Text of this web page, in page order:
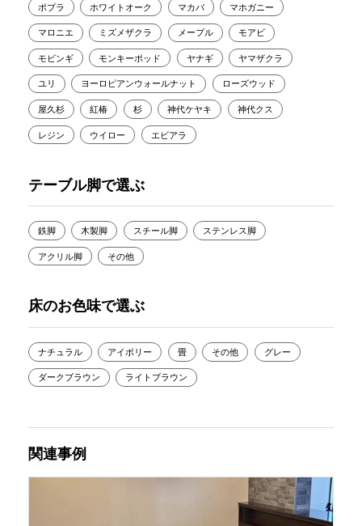
ポプラ ホワイトオーク マカバ マホガニー
マロニエ ミズメザクラ メープル モアビ
モビンギ モンキーポッド ヤナギ ヤマザクラ
ユリ ヨーロピアンウォールナット ローズウッド
屋久杉 紅椿 杉 神代ケヤキ 神代クス
レジン ウイロー エビアラ
テーブル脚で選ぶ
鉄脚 木製脚 スチール脚 ステンレス脚
アクリル脚 その他
床のお色味で選ぶ
ナチュラル アイボリー 畳 その他 グレー
ダークブラウン ライトブラウン
関連事例